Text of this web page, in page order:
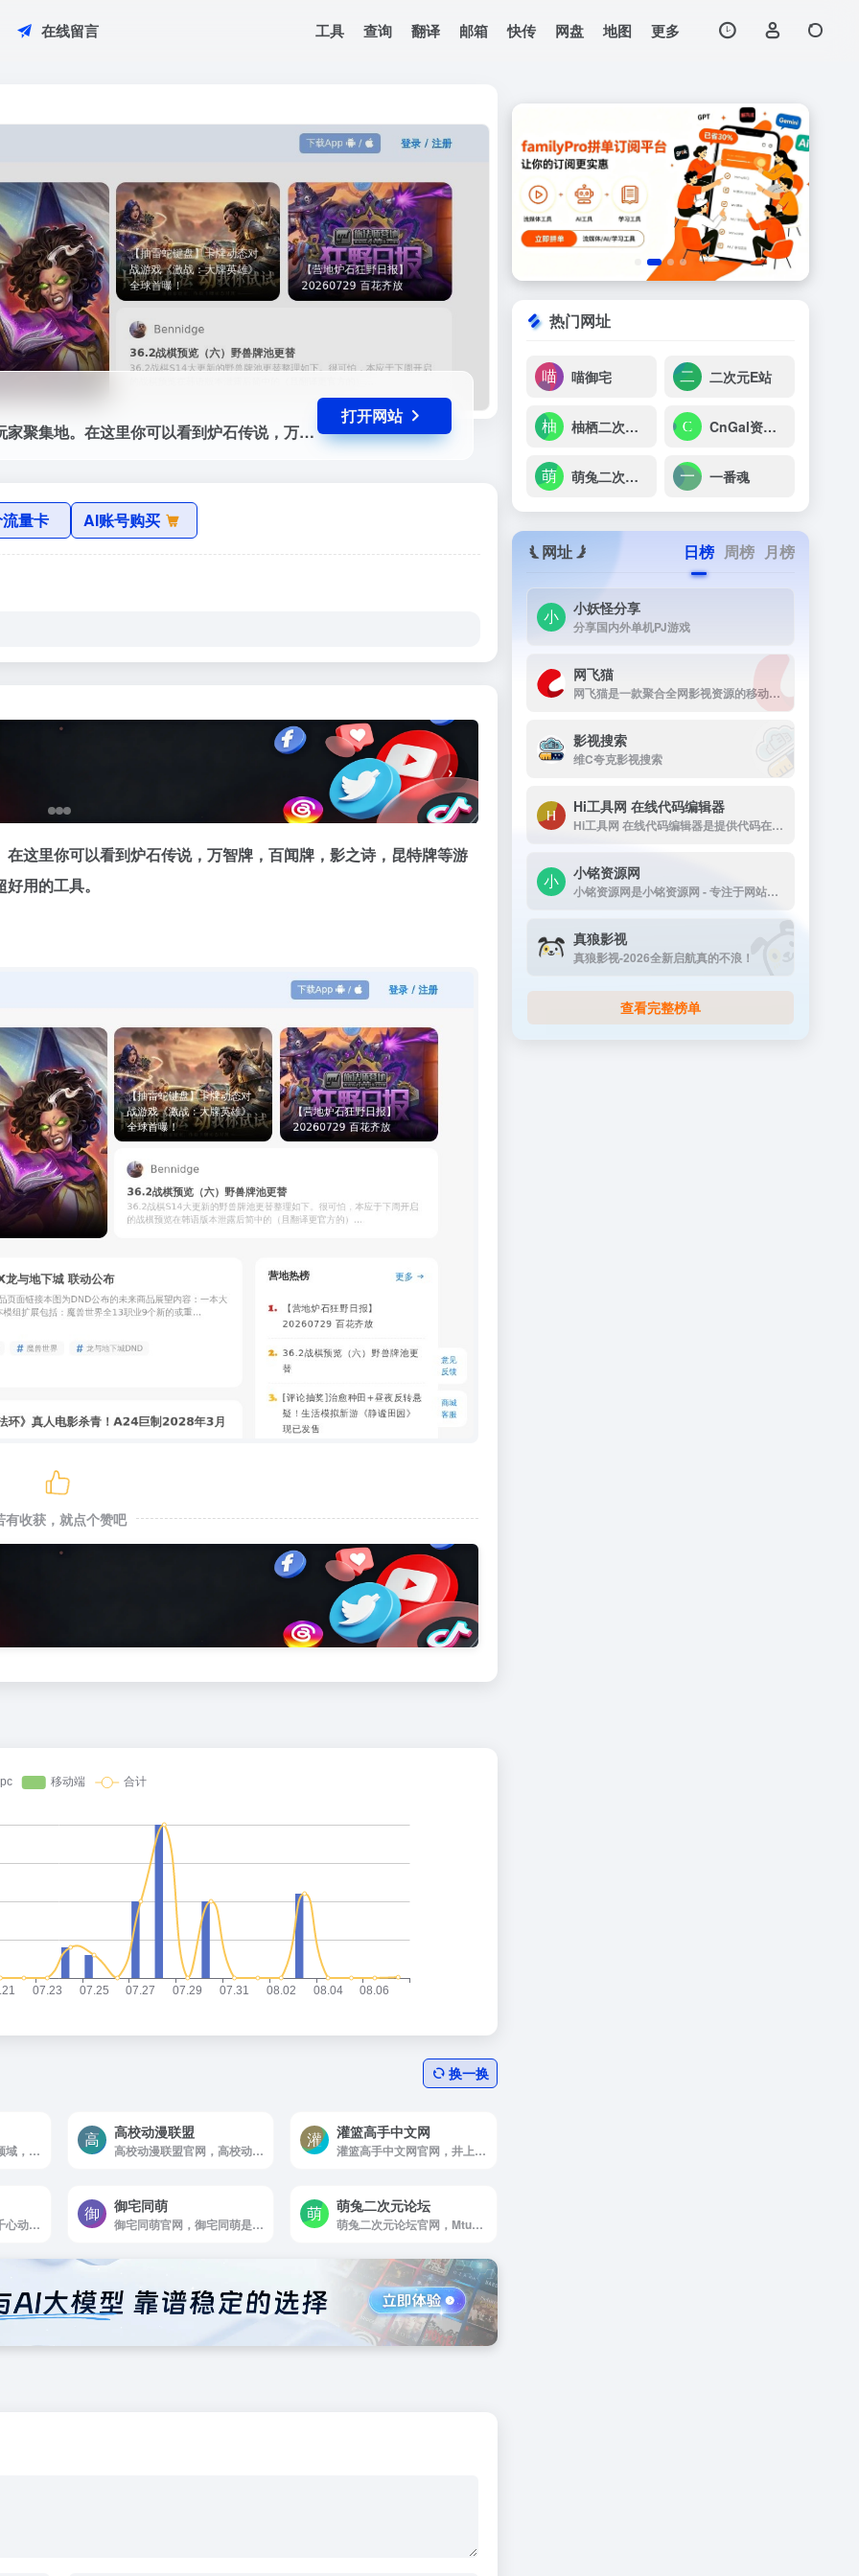
在线留言 工具 查询 翻译 邮箱 快传 网盘 地图 更多
旅法师营地官网，旅法师营地是有温度的玩家聚集地。在这里你可以看到炉石传说，万智牌，百闻牌，影之诗，昆特牌等游戏的超及时的资讯，超专业的攻略，超有趣的故事，超好用的工具。
打开网站
量卡 AI账号购买
›
这里你可以看到炉石传说，万智牌，百闻牌，影之诗，昆特牌等游
用的工具。
有收获，就点个赞吧
换一换
幻天领域官网，幻天领域，一个致力于优秀ACGN资源的整理发布平台，搜集整理各类音乐，萌图，动漫，游戏等二次元资源。
高校动漫联盟
高校动漫联盟官网，高校动漫网是国内首个以大学动漫社团为主体用户群的动漫类综合信息网站，为各社团提供交流与服务的专业平台，目标成为中国动漫社团圈内的第一站点。同时也是一家专业从事企业校园推广，校园营销，品牌推广及校园媒体整合的文化传播组织，服务涉及校园活动执行，校园场地租赁，活动执行，活动策划等。
灌篮高手中文网
灌篮高手中文网官网，井上雄彦作品《灌篮高手》非官方粉丝交流网站
易次元官网，遇见万千心动！易次元代理日本知名乙女品牌Otomate作品《失忆症》《终焉之一秒》官方中文版。作为网易重磅打造的女性向互动阅读平台，海量视觉小说，精美立绘画风，甜酥男神语音，给你沉浸式恋爱体验！
御宅同萌
御宅同萌官网，御宅同萌是一个以二次元相关资源交流分享为主的小众型社团，相遇即是缘，我们不求名不为利只为分享二次元带给彼此的快乐与感动。
萌兔二次元论坛
萌兔二次元论坛官网，Mtuacg萌兔网，萌兔二次元，是以二次元ACG漫画，动画，游戏，小说资源，cosplay美图为核心的二次元综合资源分享交流论坛。
热门网址
喵御宅 二次元E站
柚栖二次元社区 CnGal资料站
萌兔二次元论坛 一番魂
网址 日榜 周榜 月榜
小妖怪分享
分享国内外单机PJ游戏
网飞猫
网飞猫是一款聚合全网影视资源的移动端播放应用，主打免费、高画...
影视搜索
维C夸克影视搜索
Hi工具网 在线代码编辑器
Hi工具网 在线代码编辑器是提供代码在线运行工具
小铭资源网
小铭资源网是小铭资源网 - 专注于网站源码...
真狼影视
真狼影视-2026全新启航真的不浪！
查看完整榜单